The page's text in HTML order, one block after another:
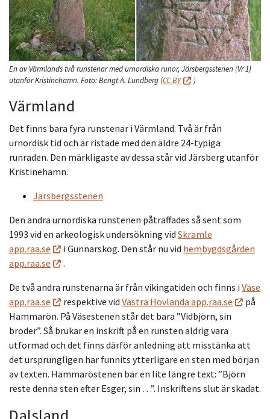
En av Värmlands två runstenar med urnordiska runor, Järsbergsstenen (Vr 1)
utanför Kristinehamn. Foto:Bengt A. Lundberg(CC BY )
Värmland
Det finns bara fyra runstenar i Värmland. Två är från
urnordisk tid och är ristade med den äldre 24-typiga
runraden. Den märkligaste av dessa står vid Järsberg utanför
Kristinehamn.
Järsbergsstenen
Den andra urnordiska runstenen påträffades så sent som
1993 vid en arkeologisk undersökning vid Skramle
app.raa.se
i Gunnarskog. Den står nu vid hembygdsgården
app.raa.se
.
De två andra runstenarna är från vikingatiden och finns i Väse
app.raa.se
respektive vid Västra Hovlanda app.raa.se
på
Hammarön. På Väsestenen står det bara ”Vidbjörn, sin
broder”. Så brukar en inskrift på en runsten aldrig vara
utformad och det finns därför anledning att misstänka att
det ursprungligen har funnits ytterligare en sten med början
av texten. Hammaröstenen bär en lite längre text: ”Björn
reste denna sten efter Esger, sin …”. Inskriftens slut är skadat.